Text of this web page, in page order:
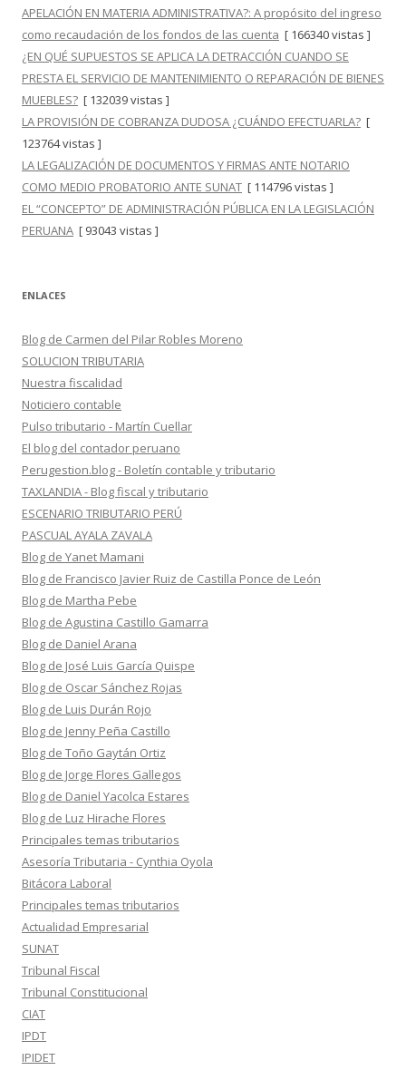
APELACIÓN EN MATERIA ADMINISTRATIVA?: A propósito del ingreso
como recaudación de los fondos de las cuenta [ 166340 vistas ]
¿EN QUÉ SUPUESTOS SE APLICA LA DETRACCIÓN CUANDO SE
PRESTA EL SERVICIO DE MANTENIMIENTO O REPARACIÓN DE BIENES
MUEBLES? [ 132039 vistas ]
LA PROVISIÓN DE COBRANZA DUDOSA ¿CUÁNDO EFECTUARLA? [
123764 vistas ]
LA LEGALIZACIÓN DE DOCUMENTOS Y FIRMAS ANTE NOTARIO
COMO MEDIO PROBATORIO ANTE SUNAT [ 114796 vistas ]
EL “CONCEPTO” DE ADMINISTRACIÓN PÚBLICA EN LA LEGISLACIÓN
PERUANA [ 93043 vistas ]
ENLACES
Blog de Carmen del Pilar Robles Moreno
SOLUCION TRIBUTARIA
Nuestra fiscalidad
Noticiero contable
Pulso tributario - Martín Cuellar
El blog del contador peruano
Perugestion.blog - Boletín contable y tributario
TAXLANDIA - Blog fiscal y tributario
ESCENARIO TRIBUTARIO PERÚ
PASCUAL AYALA ZAVALA
Blog de Yanet Mamani
Blog de Francisco Javier Ruiz de Castilla Ponce de León
Blog de Martha Pebe
Blog de Agustina Castillo Gamarra
Blog de Daniel Arana
Blog de José Luis García Quispe
Blog de Oscar Sánchez Rojas
Blog de Luis Durán Rojo
Blog de Jenny Peña Castillo
Blog de Toño Gaytán Ortiz
Blog de Jorge Flores Gallegos
Blog de Daniel Yacolca Estares
Blog de Luz Hirache Flores
Principales temas tributarios
Asesoría Tributaria - Cynthia Oyola
Bitácora Laboral
Principales temas tributarios
Actualidad Empresarial
SUNAT
Tribunal Fiscal
Tribunal Constitucional
CIAT
IPDT
IPIDET